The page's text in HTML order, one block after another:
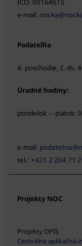
IČO: 00164615
e-mail:
Podateľňa
4. poschodie, č. dv.
Úradné hodiny:
pondelok — piatok:
e-mail:
tel.: +421 2 204 71
Projekty NOC
Projekty OPIS
Centrálna aplikačná